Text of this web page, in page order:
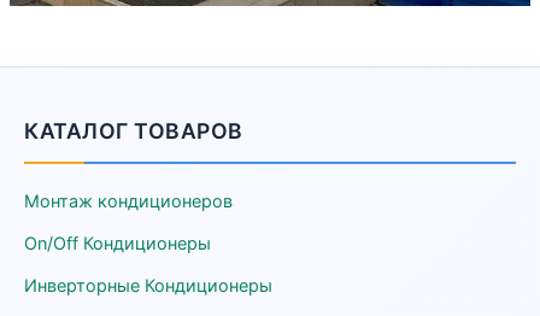
КАТАЛОГ ТОВАРОВ
Монтаж кондиционеров
On/Off Кондиционеры
Инверторные Кондиционеры